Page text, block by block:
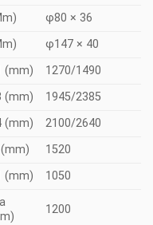
φ80 × 36
φ147 × 40
(mm)
1270/1490
(mm)
1945/2385
(mm)
2100/2640
(mm)
1520
(mm) 1050
1200